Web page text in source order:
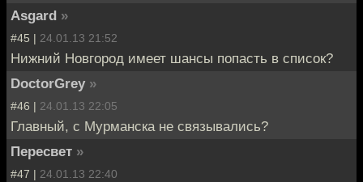
Asgard »
#45 | 24.01.13 21:52
Нижний Новгород имеет шансы попасть в список?
DoctorGrey »
#46 | 24.01.13 22:05
Главный, с Мурманска не связывались?
Пересвет »
#47 | 24.01.13 22:40